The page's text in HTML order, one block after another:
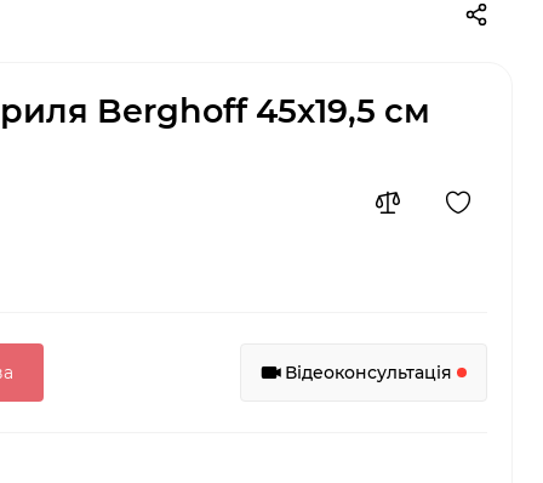
Berghoff 45х19,5 см
Відеоконсультація